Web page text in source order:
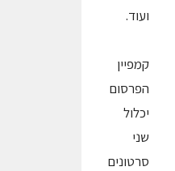
ועוד.
קמפיין
הפרסום
יכלול
שני
סרטונים